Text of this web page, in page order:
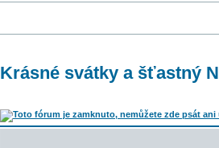
Krásné svátky a šťastný